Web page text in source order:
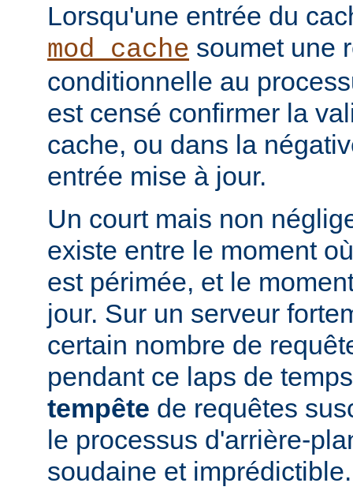
Lorsqu'une entrée du
mod_cache soumet une
conditionnelle au
est censé confirmer la
cache, ou dans la
entrée mise à jour.
Un court mais non
existe entre le moment
est périmée, et le
jour. Sur un serveur
certain nombre de
pendant ce laps de
tempête de requêtes
le processus d'arrière-
soudaine et imprédictible.